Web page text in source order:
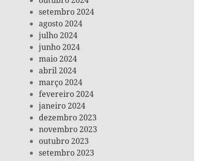
setembro 2024
agosto 2024
julho 2024
junho 2024
maio 2024
abril 2024
março 2024
fevereiro 2024
janeiro 2024
dezembro 2023
novembro 2023
outubro 2023
setembro 2023